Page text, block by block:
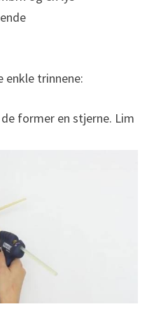
enkle trinnene:
former en stjerne. Lim